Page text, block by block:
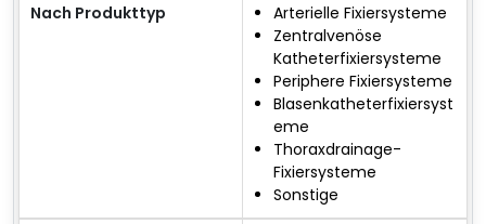
Nach Produkttyp
Arterielle Fixiersysteme
Zentralvenöse
Katheterfixiersysteme
Periphere Fixiersysteme
Blasenkatheterfixiersyst
eme
Thoraxdrainage-
Fixiersysteme
Sonstige